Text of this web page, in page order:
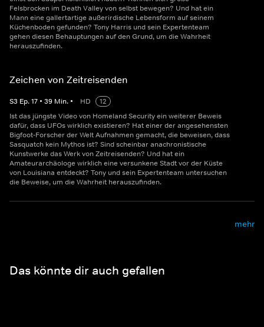
Felsbrocken im Death Valley von selbst bewegen? Und hat ein
Mann eine gallertartige außerirdische Lebensform auf seinem
Küchenboden gefunden? Tony Harris und sein Expertenteam
gehen diesen Behauptungen auf den Grund, um die Wahrheit
herauszufinden.
Zeichen von Zeitreisenden
S3 Ep.17 • 39 Min. • HD
12
Ist das jüngste Video von Homeland Security ein weiterer Beweis
dafür, dass UFOs wirklich existieren? Hat einer der angesehensten
Bigfoot-Forscher der Welt Aufnahmen gemacht, die beweisen, dass
Sasquatch kein Mythos ist? Sind scheinbar anachronistische
Kunstwerke das Werk von Zeitreisenden? Und hat ein
Amateurarchäologe wirklich eine versunkene Stadt vor der Küste
von Louisiana entdeckt? Tony und sein Expertenteam untersuchen
die Beweise, um die Wahrheit herauszufinden.
mehr
Das könnte dir auch gefallen